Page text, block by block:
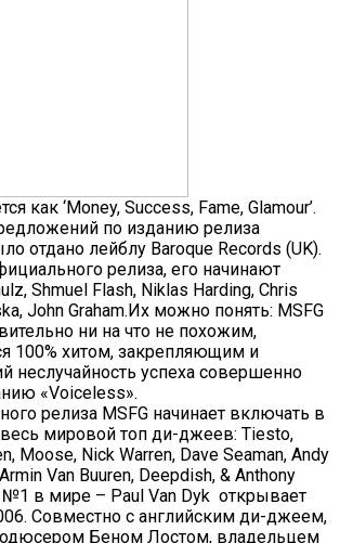
как ‘Money, Success, Fame, Glamour’.
по изданию релиза
отдано лейблу Baroque Records (UK).
релиза, его начинают
Shmuel Flash, Niklas Harding, Chris
John Graham.Их можно понять: MSFG
ни на что не похожим,
100% хитом, закрепляющим и
неслучайность успеха совершенно
«Voiceless».
релиза MSFG начинает включать в
мировой топ ди-джеев: Tiesto,
Moose, Nick Warren, Dave Seaman, Andy
Van Buuren, Deepdish, & Anthony
в мире – Paul Van Dyk открывает
Совместно с английским ди-джеем,
Беном Лостом, владельцем